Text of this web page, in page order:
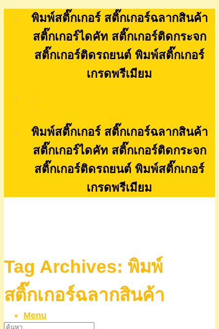
พิมพ์สติ๊กเกอร์ สติ๊กเกอร์ฉลากสินค้า
สติ๊กเกอร์ไดคัท สติ๊กเกอร์ติดกระจก
สติ๊กเกอร์ติดรถยนต์ พิมพ์สติ๊กเกอร์
เกรดพรีเมียม
พิมพ์สติ๊กเกอร์ สติ๊กเกอร์ฉลากสินค้า
สติ๊กเกอร์ไดคัท สติ๊กเกอร์ติดกระจก
สติ๊กเกอร์ติดรถยนต์ พิมพ์สติ๊กเกอร์
เกรดพรีเมียม
Menu
Tag Archives: พิมพ์
สติ๊กเกอร์ฉลากสินค้า